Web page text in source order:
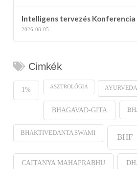
Intelligens tervezés Konferencia
2026-08-05
Cimkék
1% ASZTROLÓGIA AYURVEDA
BHAGAVAD-GITA
BHAKTIVEDANTA SWAMI BHF
CAITANYA MAHAPRABHU